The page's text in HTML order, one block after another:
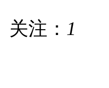
关注： 1